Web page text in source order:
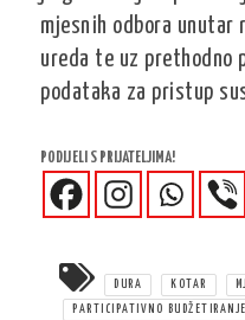
mjesnih odbora unutar
ureda te uz prethodno
podataka za pristup
PODIJELI S PRIJATELJIMA!
DURA KOTAR
PARTICIPATIVNO BUDŽETIRANJE